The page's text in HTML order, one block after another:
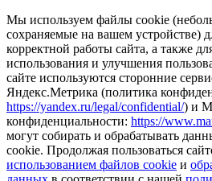
Мы используем файлы cookie
сохраняемые на вашем устройстве)
корректной работы сайта, а также
использования и улучшения
сайте используются сторонние
Яндекс.Метрика (политика
https://yandex.ru/legal/confidential/) и
конфиденциальности: https://
могут собирать и обрабатывать
cookie. Продолжая пользоваться
использованием файлов cookie и